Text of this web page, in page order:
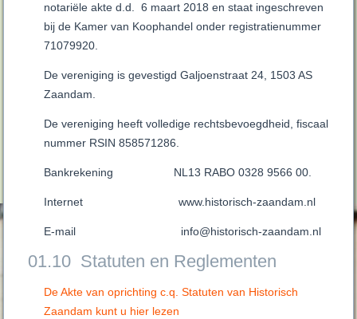
notariële akte d.d. 6 maart 2018 en staat ingeschreven
bij de Kamer van Koophandel onder registratienummer
71079920.
De vereniging is gevestigd Galjoenstraat 24, 1503 AS
Zaandam.
De vereniging heeft volledige rechtsbevoegdheid, fiscaal
nummer RSIN 858571286.
Bankrekening NL13 RABO 0328 9566 00.
Internet www.historisch-zaandam.nl
E-mail info@historisch-zaandam.nl
01.10 Statuten en Reglementen
De Akte van oprichting c.q. Statuten van Historisch
Zaandam kunt u hier lezen